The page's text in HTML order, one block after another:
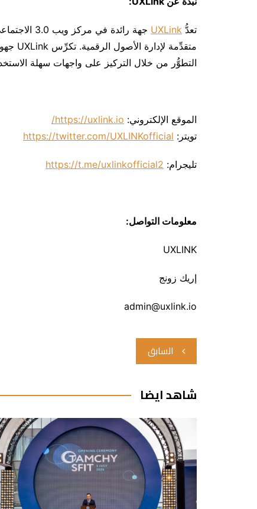
تعدُّ UXLink
جهة رائدة
التطوُّر من خلال التركيز على واجهات سهلة
الموقع الإلكتروني: https://uxlink.io/
تويتر: https://twitter.com/UXLINKofficial
تليجرام: https://t.me/uxlinkofficial2
معلومات التواصل:
UXLINK
إريك زونج
admin@uxlink.io
تصفّح
المقالات
السابق
شاهد ايضا